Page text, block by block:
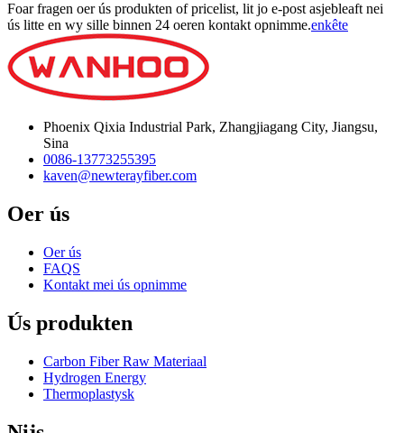
Foar fragen oer ús produkten of pricelist, lit jo e-post asjebleaft nei
ús litte en wy sille binnen 24 oeren kontakt opnimme.enkête
Phoenix Qixia Industrial Park, Zhangjiagang City, Jiangsu,
Sina
0086-13773255395
kaven@newterayfiber.com
Oer ús
Oer ús
FAQS
Kontakt mei ús opnimme
Ús produkten
Carbon Fiber Raw Materiaal
Hydrogen Energy
Thermoplastysk